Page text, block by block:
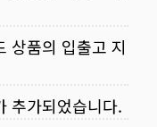
상품의 입출고 지
추가되었습니다.